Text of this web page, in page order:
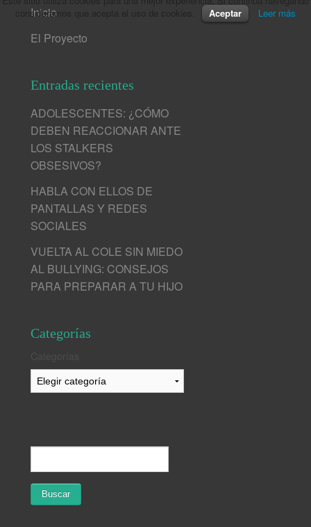
Inicio
El Proyecto
Entradas recientes
ADOLESCENTES: ¿CÓMO
DEBEN REACCIONAR ANTE
LOS STALKERS
OBSESIVOS?
HABLA CON ELLOS DE
PANTALLAS Y REDES
SOCIALES
VUELTA AL COLE SIN MIEDO
AL BULLYING: CONSEJOS
PARA PREPARAR A TU HIJO
Categorías
consideramos que acepta el uso de cookies.
Aceptar Leer más